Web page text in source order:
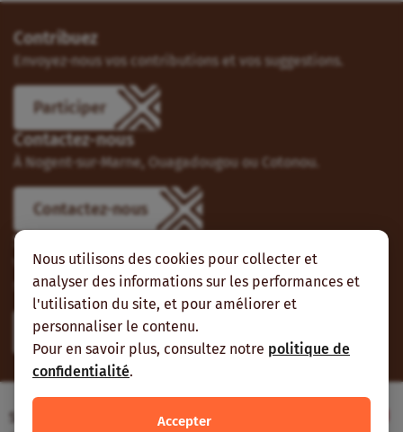
Nous utilisons des cookies pour collecter et
analyser des informations sur les performances et
l'utilisation du site, et pour améliorer et
personnaliser le contenu.
Pour en savoir plus, consultez notre politique de
confidentialité.
Accepter
Contribuez
Envoyez-nous vos contributions et vos suggestions.
Participer
Contactez-nous
À Nogent-sur-Marne, Ouagadougou ou Cotonou.
Contactez-nous
Suivez-nous
Vous pouvez aussi vous abonner à nos flux RSS et nous
suivre sur les réseaux sociaux.
Site web réalisé avec le soutien de l’Agence